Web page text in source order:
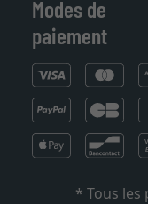
Modes de
paiement